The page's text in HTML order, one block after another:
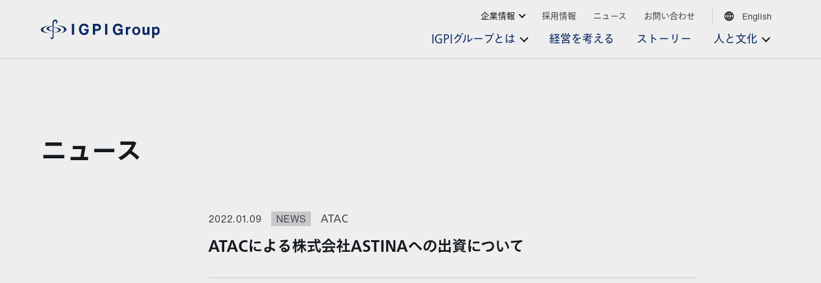
IGPIグループとは 経営を考える ストーリー 人と文化
企業情報 採用情報 ニュース お問い合わせ English
ニュース
2022.01.09 NEWS ATAC
ATACによる株式会社ASTINAへの出資について